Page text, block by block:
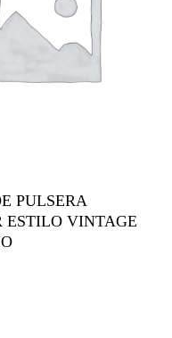
PULSERA
ESTILO VINTAGE